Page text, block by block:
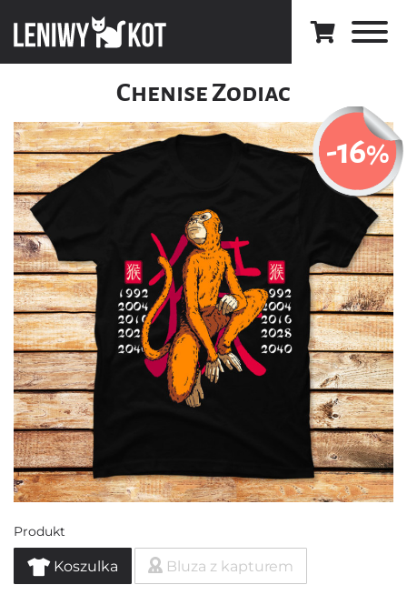
Chenise Zodiac
-16%
Produkt
Koszulka Bluza z kapturem